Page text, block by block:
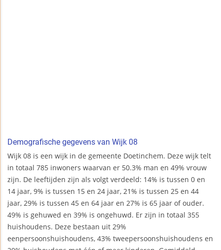
Demografische gegevens van Wijk 08
Wijk 08 is een wijk in de gemeente Doetinchem. Deze wijk telt
in totaal 785 inwoners waarvan er 50.3% man en 49% vrouw
zijn. De leeftijden zijn als volgt verdeeld: 14% is tussen 0 en
14 jaar, 9% is tussen 15 en 24 jaar, 21% is tussen 25 en 44
jaar, 29% is tussen 45 en 64 jaar en 27% is 65 jaar of ouder.
49% is gehuwed en 39% is ongehuwd. Er zijn in totaal 355
huishoudens. Deze bestaan uit 29%
eenpersoonshuishoudens, 43% tweepersoonshuishoudens en